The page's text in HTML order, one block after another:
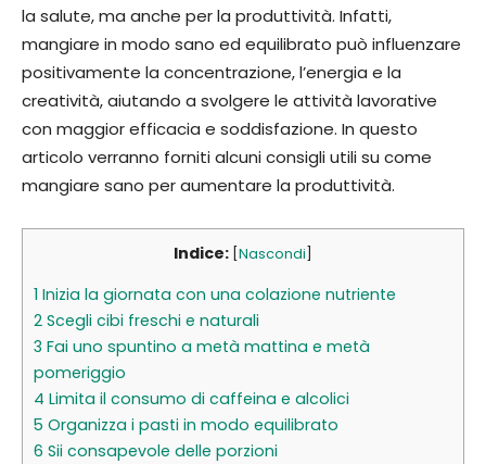
la salute, ma anche per la produttività. Infatti,
mangiare in modo sano ed equilibrato può influenzare
positivamente la concentrazione, l’energia e la
creatività, aiutando a svolgere le attività lavorative
con maggior efficacia e soddisfazione. In questo
articolo verranno forniti alcuni consigli utili su come
mangiare sano per aumentare la produttività.
Indice: Nascondi
1 Inizia la giornata con una colazione nutriente
2 Scegli cibi freschi e naturali
3 Fai uno spuntino a metà mattina e metà
pomeriggio
4 Limita il consumo di caffeina e alcolici
5 Organizza i pasti in modo equilibrato
6 Sii consapevole delle porzioni